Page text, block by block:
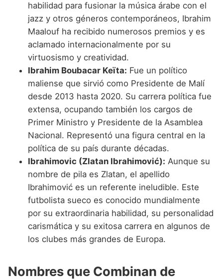
habilidad para fusionar la música árabe con el
jazz y otros géneros contemporáneos, Ibrahim
Maalouf ha recibido numerosos premios y es
aclamado internacionalmente por su
virtuosismo y creatividad.
Ibrahim Boubacar Keïta: Fue un político
maliense que sirvió como Presidente de Malí
desde 2013 hasta 2020. Su carrera política fue
extensa, ocupando también los cargos de
Primer Ministro y Presidente de la Asamblea
Nacional. Representó una figura central en la
política de su país durante décadas.
Ibrahimovic (Zlatan Ibrahimović): Aunque su
nombre de pila es Zlatan, el apellido
Ibrahimović es un referente ineludible. Este
futbolista sueco es conocido mundialmente
por su extraordinaria habilidad, su personalidad
carismática y su exitosa carrera en algunos de
los clubes más grandes de Europa.
Nombres que Combinan de